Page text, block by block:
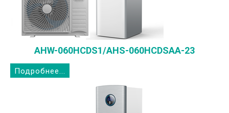
AHW-060HCDS1/AHS-060HCDSAA-23
Подробнее...